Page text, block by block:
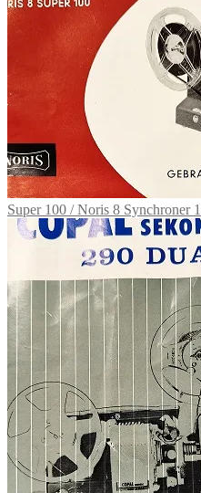
Super 100 / Noris 8 Synchroner